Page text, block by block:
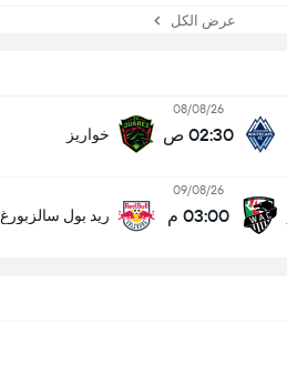
08/08/26
02:30 ص خواريز
09/08/26
03:00 م ريد بول سالزبورغ
عرض الكل